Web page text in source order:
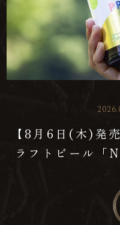
【8月6日(木)発
ラフトビール「